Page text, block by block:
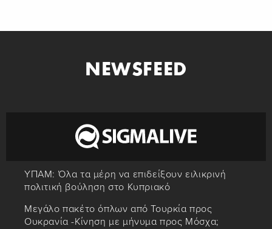
NEWSFEED
ΥΠΑΜ: Όλα τα μέρη να επιδείξουν ειλικρινή
πολιτική βούληση στο Κυπριακό
Μεγάλο πακέτο όπλων από Τουρκία προς
Ουκρανία -Κίνηση με μήνυμα προς Μόσχα;